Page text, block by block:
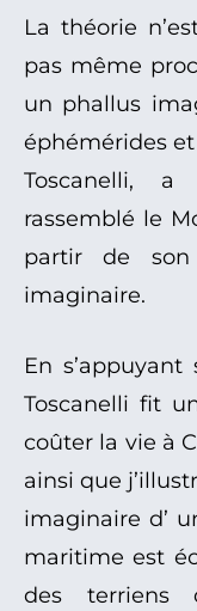
La théorie
pas même
un phallus
éphémérides
Toscanelli,
rassemblé le
partir de
imaginaire.
En
Toscanelli fit
coûter la vie à
ainsi que
imaginaire d’
maritime est
des terriens